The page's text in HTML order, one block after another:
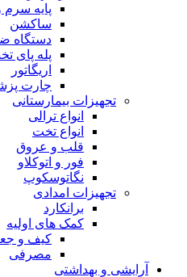
پایه سرم
ساکشن
دستگاه
پله پای
اریگاتور
چارت
تجهیزات بیمارستانی
انواع ترالی
انواع تخت
قلب و عروق
فور و اتوکلاو
نگاتوسکوپ
تجهیزات امدادی
برانکارد
کمک های اولیه
کیف و
مصرفی
آرایشی و بهداشتی